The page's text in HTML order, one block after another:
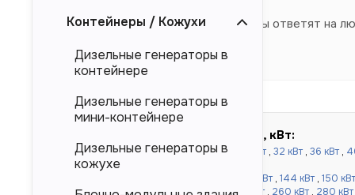
Наши специалисты ответят на
Быстрый подбор по мощности, кВт:
до 100 кВт:16 кВт,20 кВт,24 кВт 30 кВт , 32 кВт , 36 кВт ,
кВт,80 кВт
130 кВт , 144 кВт , 150 кВт
кВт,220 кВт,240 кВт,250 кВт,256 кВт , 260 кВт , 280 кВт
Контейнеры / Кожухи
Дизельные генераторы в
контейнере
Дизельные генераторы в
мини-контейнере
Дизельные генераторы в
кожухе